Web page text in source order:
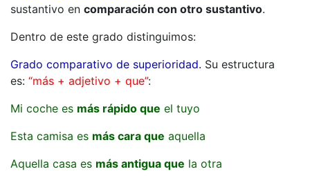
sustantivo en comparación con otro sustantivo.
Dentro de este grado distinguimos:
Grado comparativo de superioridad. Su estructura
es: “más + adjetivo + que”:
Mi coche es más rápido que el tuyo
Esta camisa es más cara que aquella
Aquella casa es más antigua que la otra